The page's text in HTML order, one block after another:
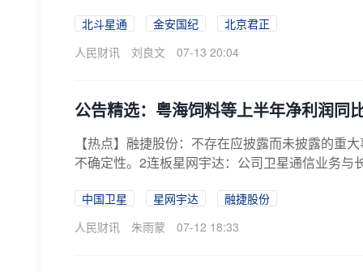
北斗星通 金安国纪
北京君正
人民财讯
刘良文 07-13 20:04
公告精选：粤海饲料等上半年净利润同
【热点】融捷股份：不存在应披露而未披露的重
不确定性。2连板星网宇达：公司卫星通信业务
中国卫星 星网宇达
融捷股份
人民财讯
朱雨蒙 07-12 18:33